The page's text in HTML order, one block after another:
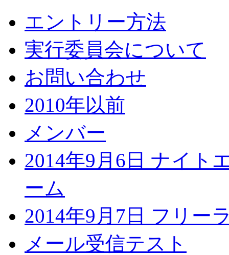
エントリー方法
実行委員会について
お問い合わせ
2010年以前
メンバー
2014年9月6日 ナイト
ーム
2014年9月7日 フリー
メール受信テスト